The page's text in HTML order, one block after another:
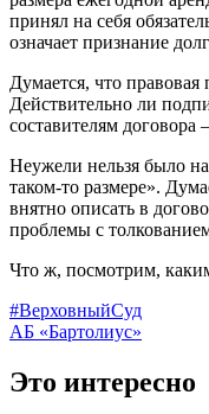
принял на себя
означает признание
Думается, что
Действительно ли
составителям
Неужели нельзя было
таком-то размере».
внятно описать в
проблемы с
Что ж, посмотрим,
#ВерховныйСуд
АБ «Бартолиус»
Это интересно